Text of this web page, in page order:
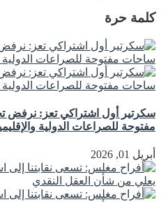
كلمة حرة
سكرتير أول اشتراكي تعز: نرفض
مفتوحة للصراعات الدولية
أبريل 01, 2026